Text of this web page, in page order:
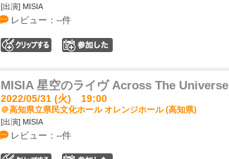
[出演] MISIA
レビュー：--件
MISIA 星空のライヴ Across The Universe
2022/05/31 (火) 19:00
＠高知県立県民文化ホール オレンジホール (高知県)
[出演] MISIA
レビュー：--件